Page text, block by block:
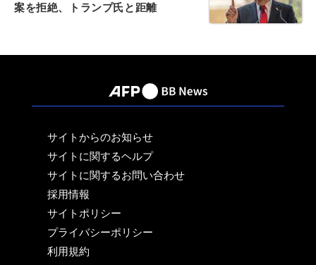
案を拒絶、トランプ氏と距離
サイトからのお知らせ
サイトに関するヘルプ
サイトに関するお問い合わせ
採用情報
サイトポリシー
プライバシーポリシー
利用規約